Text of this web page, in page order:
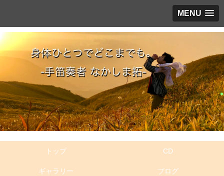
MENU
トップ CD
ギャラリー ブログ